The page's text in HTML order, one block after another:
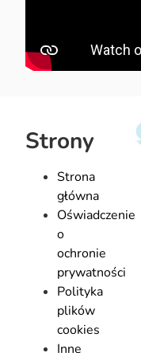
Strony
Strona
główna
Oświadczenie
o
ochronie
prywatności
Polityka
plików
cookies
Inne